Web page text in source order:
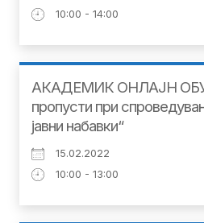
10:00 - 14:00
АКАДЕМИК ОНЛАЈН
пропусти при
јавни набавки“
15.02.2022
10:00 - 13:00